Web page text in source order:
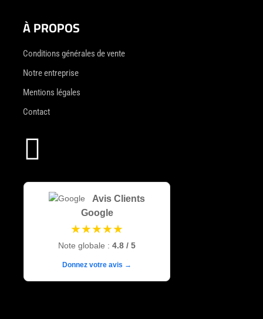
À PROPOS
Conditions générales de vente
Notre entreprise
Mentions légales
Contact

Avis Clients
Google
★★★★★
Note globale : 4.8 / 5
Donnez votre avis →